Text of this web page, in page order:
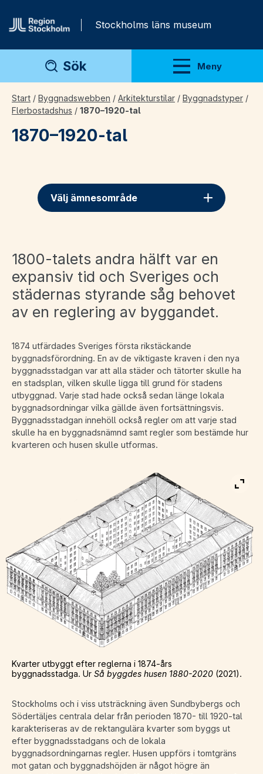
Stockholms läns museum
Sök Meny
Visa meny
Start / Byggnadswebben / Arkitekturstilar / Byggnadstyper /
Flerbostadshus / 1870–1920-tal
1870–1920-tal
Välj ämnesområde
1800-talets andra hälft var en
expansiv tid och Sveriges och
städernas styrande såg behovet
av en reglering av byggandet.
1874 utfärdades Sveriges första rikstäckande
byggnadsförordning. En av de viktigaste kraven i den nya
byggnadsstadgan var att alla städer och tätorter skulle ha
en stadsplan, vilken skulle ligga till grund för stadens
utbyggnad. Varje stad hade också sedan länge lokala
byggnadsordningar vilka gällde även fortsättningsvis.
Byggnadsstadgan innehöll också regler om att varje stad
skulle ha en byggnadsnämnd samt regler som bestämde hur
kvarteren och husen skulle utformas.
Visa
Kvarter utbyggt efter reglerna i 1874-års
byggnadsstadga. Ur Så byggdes husen 1880-2020 (2021).
Stockholms och i viss utsträckning även Sundbybergs och
Södertäljes centrala delar från perioden 1870- till 1920-tal
karakteriseras av de rektangulära kvarter som byggs ut
efter byggnadsstadgans och de lokala
byggnadsordningarnas regler. Husen uppförs i tomtgräns
mot gatan och byggnadshöjden är något högre än